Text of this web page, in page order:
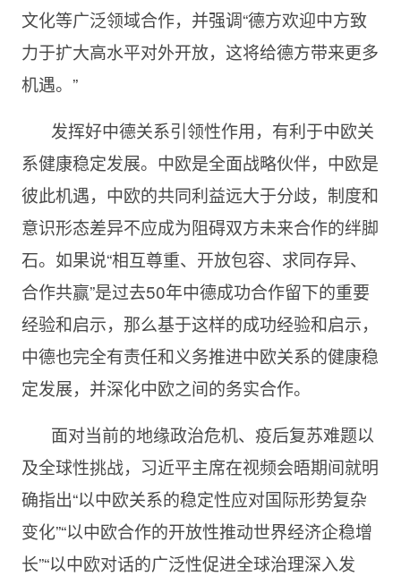
文化等广泛领域合作，并强调“德方欢迎中方致
力于扩大高水平对外开放，这将给德方带来更多
机遇。”
发挥好中德关系引领性作用，有利于中欧关
系健康稳定发展。中欧是全面战略伙伴，中欧是
彼此机遇，中欧的共同利益远大于分歧，制度和
意识形态差异不应成为阻碍双方未来合作的绊脚
石。如果说“相互尊重、开放包容、求同存异、
合作共赢”是过去50年中德成功合作留下的重要
经验和启示，那么基于这样的成功经验和启示，
中德也完全有责任和义务推进中欧关系的健康稳
定发展，并深化中欧之间的务实合作。
面对当前的地缘政治危机、疫后复苏难题以
及全球性挑战，习近平主席在视频会晤期间就明
确指出“以中欧关系的稳定性应对国际形势复杂
变化”“以中欧合作的开放性推动世界经济企稳增
长”“以中欧对话的广泛性促进全球治理深入发